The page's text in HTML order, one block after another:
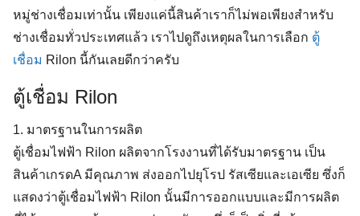
หมู่ช่างเชื่อมเท่านั้น เพียงแค่นี้สินค้าเราก็ไม่พอเพียงสำหรับ
ช่างเชื่อมทั่วประเทศแล้ว เราไปดูถึงเหตุผลในการเลือก ตู้
เชื่อม Rilon นี้กันเลยดีกว่าครับ
ตู้เชื่อม Rilon
1. มาตรฐานในการผลิต
ตู้เชื่อมไฟฟ้า Rilon ผลิตจากโรงงานที่ได้รับมาตรฐาน เป็น
สินค้าเกรดA มีคุณภาพ ส่งออกไปยุโรป รัสเซียและเอเซีย ซึ่งก็
แสดงว่าตู้เชื่อมไฟฟ้า Rilon นั้นมีการออกแบบและมีการผลิต